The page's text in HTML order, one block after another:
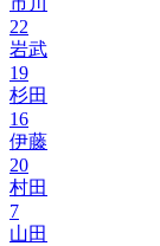
22
岩武
19
杉田
16
伊藤
20
村田
7
山田